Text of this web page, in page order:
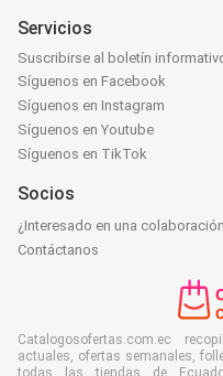
Servicios
Suscribirse al boletín
Síguenos en Facebook
Síguenos en Instagram
Síguenos en Youtube
Síguenos en TikTok
Socios
¿Interesado en una
Contáctanos
Catalogosofertas.com.ec
actuales, ofertas semanales,
todas las tiendas de